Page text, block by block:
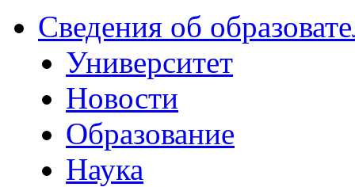
Сведения об
Университет
Новости
Образование
Наука